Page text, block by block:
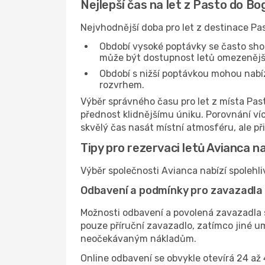
Nejlepší čas na let z Pasto do
Nejvhodnější doba pro let z destinace
Období vysoké poptávky se často
může být dostupnost letů
Období s nižší poptávkou mohou
rozvrhem.
Výběr správného času pro let z místa
přednost klidnějšímu úniku. Porovnání
skvělý čas nasát místní atmosféru, ale
Tipy pro rezervaci letů Avianca
Výběr společnosti Avianca nabízí
Odbavení a podmínky pro zavazadla
Možnosti odbavení a povolená
pouze příruční zavazadlo, zatímco jiné
neočekávaným nákladům.
Online odbavení se obvykle otevírá 24